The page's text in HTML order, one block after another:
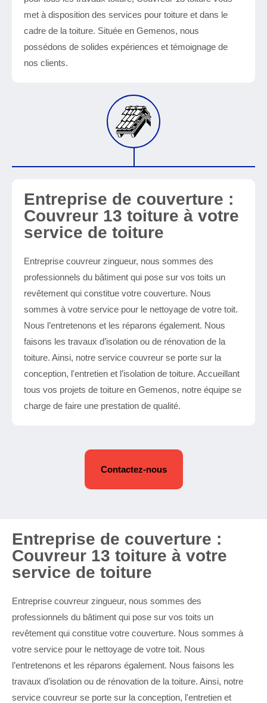
met à disposition des services pour toiture et dans le
cadre de la toiture. Située en Gemenos, nous
possédons de solides expériences et témoignage de
nos clients.
Entreprise de couverture :
Couvreur 13 toiture à votre
service de toiture
Entreprise couvreur zingueur, nous sommes des
professionnels du bâtiment qui pose sur vos toits un
revêtement qui constitue votre couverture. Nous
sommes à votre service pour le nettoyage de votre toit.
Nous l’entretenons et les réparons également. Nous
faisons les travaux d’isolation ou de rénovation de la
toiture. Ainsi, notre service couvreur se porte sur la
conception, l'entretien et l’isolation de toiture. Accueillant
tous vos projets de toiture en Gemenos, notre équipe se
charge de faire une prestation de qualité.
Contactez-nous
Entreprise de couverture :
Couvreur 13 toiture à votre
service de toiture
Entreprise couvreur zingueur, nous sommes des
professionnels du bâtiment qui pose sur vos toits un
revêtement qui constitue votre couverture. Nous sommes à
votre service pour le nettoyage de votre toit. Nous
l’entretenons et les réparons également. Nous faisons les
travaux d’isolation ou de rénovation de la toiture. Ainsi, notre
service couvreur se porte sur la conception, l'entretien et